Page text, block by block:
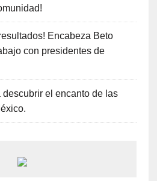
Encabeza Beto
con presidentes de
el encanto de las